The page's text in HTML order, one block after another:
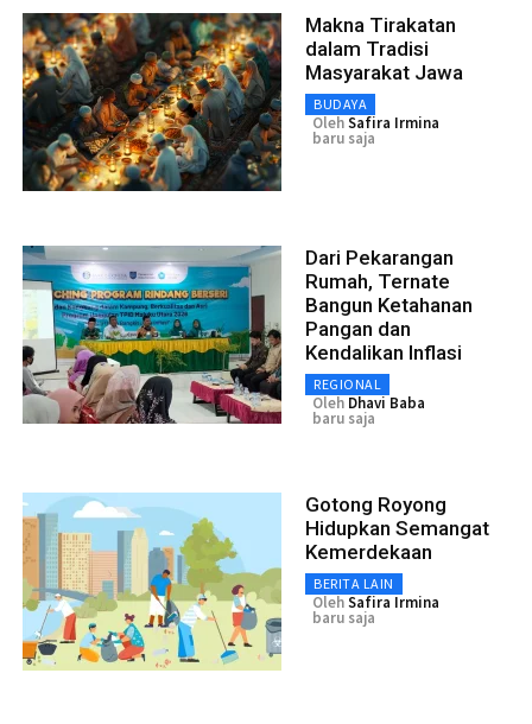
Makna Tirakatan
dalam Tradisi
Masyarakat Jawa
BUDAYA
OlehSafira Irmina
baru saja
Dari Pekarangan
Rumah, Ternate
Bangun Ketahanan
Pangan dan
Kendalikan Inflasi
REGIONAL
Oleh Dhavi Baba
baru saja
Gotong Royong
Hidupkan Semangat
Kemerdekaan
BERITA LAIN
OlehSafira Irmina
baru saja